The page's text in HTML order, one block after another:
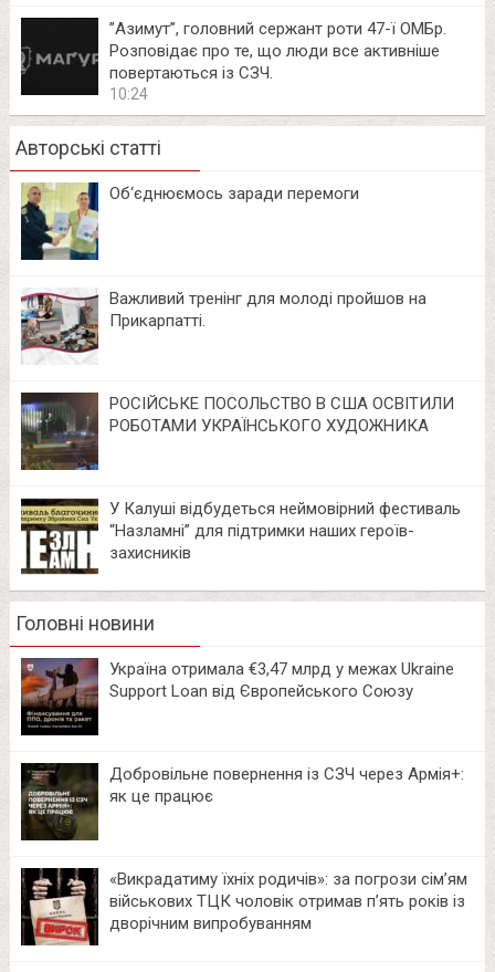
⁨”Азимут”, головний сержант роти 47-ї ОМБр.
Розповідає про те, що люди все активніше
повертаються із СЗЧ.
10:24
Авторські статті
Об‘єднюємось заради перемоги
Важливий тренінг для молоді пройшов на
Прикарпатті.
РОСІЙСЬКЕ ПОСОЛЬСТВО В США ОСВІТИЛИ
РОБОТАМИ УКРАЇНСЬКОГО ХУДОЖНИКА
У Калуші відбудеться неймовірний фестиваль
“Назламні” для підтримки наших героїв-
захисників
Головні новини
Україна отримала €3,47 млрд у межах Ukraine
Support Loan від Європейського Союзу
Добровільне повернення із СЗЧ через Армія+:
як це працює
«Викрадатиму їхніх родичів»: за погрози сім’ям
військових ТЦК чоловік отримав п’ять років із
дворічним випробуванням